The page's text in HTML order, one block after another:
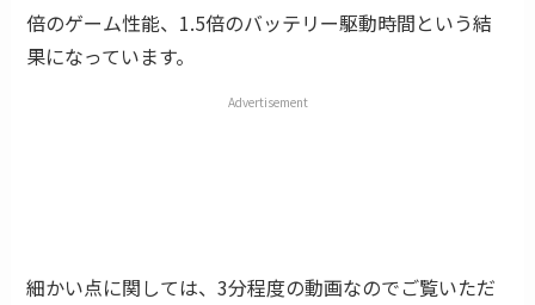
倍のゲーム性能、1.5倍のバッテリー駆動時間という結
果になっています。
Advertisement
細かい点に関しては、3分程度の動画なのでご覧いただ